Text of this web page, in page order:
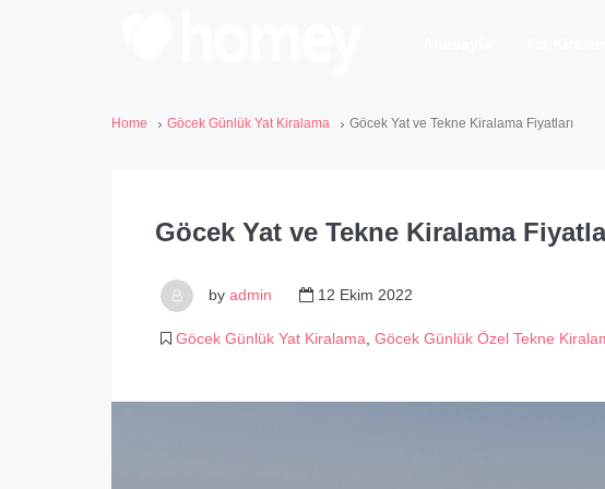
Home Göcek Günlük Yat Kiralama Göcek Yat ve Tekne Kiralama Fiyatları
Göcek Yat ve Tekne Kiralama
by admin 12 Ekim 2022
Göcek Günlük Yat Kiralama Göcek Günlük Özel Tekne